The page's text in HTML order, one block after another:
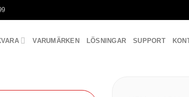
VARUMÄRKEN LÖSNINGAR SUPPORT